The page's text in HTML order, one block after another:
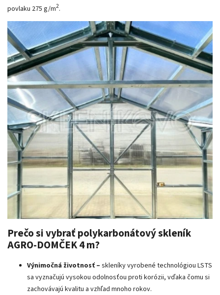
povlaku 275 g/m2.
Prečo si vybrať polykarbonátový skleník
AGRO-DOMČEK 4 m?
Výnimočná životnosť – skleníky vyrobené technológiou LSTS
sa vyznačujú vysokou odolnosťou proti korózii, vďaka čomu si
zachovávajú kvalitu a vzhľad mnoho rokov.